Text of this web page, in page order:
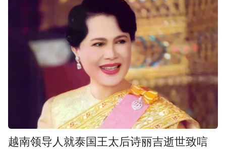
越南领导人就泰国王太后诗丽吉逝世致唁